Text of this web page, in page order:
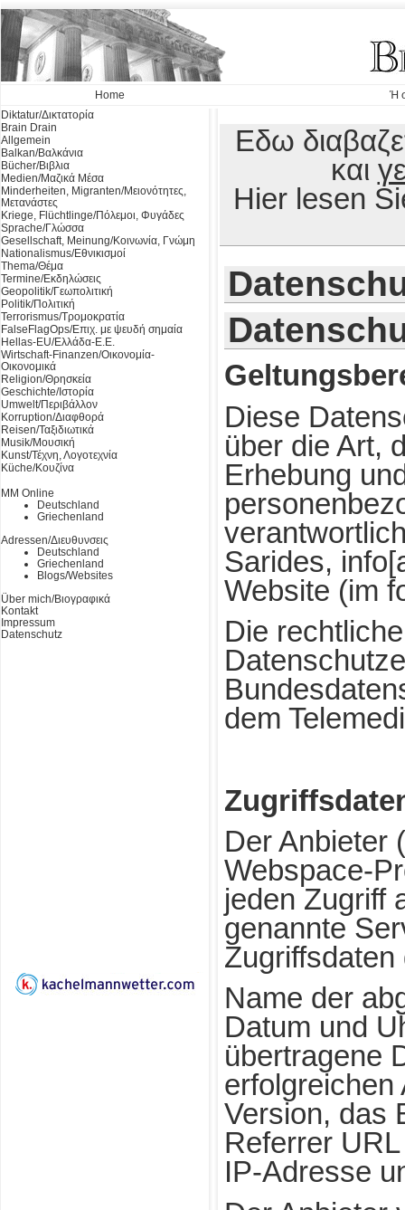
Home
Ή
Diktatur/Δικτατορία
Brain Drain
Allgemein
Balkan/Βαλκάνια
Bücher/Βιβλια
Medien/Μαζικά Μέσα
Minderheiten, Migranten/Μειονότητες,
Μετανάστες
Kriege, Flüchtlinge/Πόλεμοι, Φυγάδες
Sprache/Γλώσσα
Gesellschaft, Meinung/Κοινωνία, Γνώμη
Nationalismus/Εθνικισμοί
Thema/Θέμα
Termine/Εκδηλώσεις
Geopolitik/Γεωπολιτική
Politik/Πολιτική
Terrorismus/Τρομοκρατία
FalseFlagOps/Επιχ. με ψευδή σημαία
Hellas-EU/Ελλάδα-Ε.Ε.
Wirtschaft-Finanzen/Οικονομία-
Οικονομικά
Religion/Θρησκεία
Geschichte/Ιστορία
Umwelt/Περιβάλλον
Korruption/Διαφθορά
Reisen/Ταξιδιωτικά
Musik/Μουσική
Kunst/Τέχνη, Λογοτεχνία
Küche/Κουζίνα
MM Online
Deutschland
Griechenland
Adressen/Διευθυνσεις
Deutschland
Griechenland
Blogs/Websites
Über mich/Βιογραφικά
Kontakt
Impressum
Datenschutz
Εδω
και
Hier lesen
Diese
über die Art,
Erhebung
Sarides,
Website (im
Die
dem
Der Anbieter
Webspace-
jeden Zugriff
genannte
Zugriffsdaten
Name der
Datum und
übertragene
erfolgreichen
Version, das
Referrer
IP-Adresse